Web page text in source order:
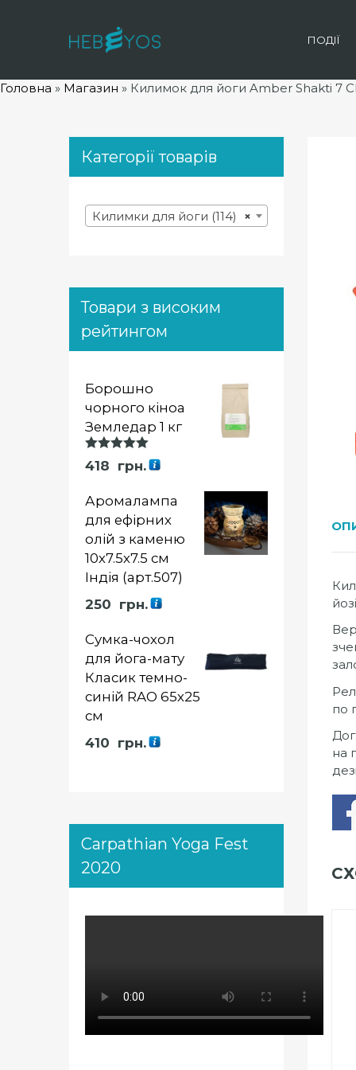
ПОДІЇ
Головна » Магазин » Килимок для йоги Amber Shakti 7
по
на
Категорії товарів
×
Килимки для йоги (114)
Товари з високим
рейтингом
Борошно
чорного кіноа
Земледар 1 кг
Оцінка
5.00із 5
418 грн.
Аромалампа
для ефірних
олій з каменю
10х7.5х7.5 см
Індія (арт.507)
250 грн.
Сумка-чохол
для йога-мату
Класик темно-
синій RAO 65х25
см
410 грн.
Carpathian Yoga Fest
2020